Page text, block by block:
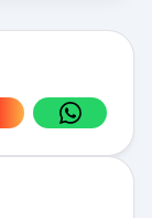
paylaş